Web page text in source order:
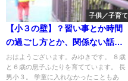
子供／子育て
【小３の壁】？習い事とか時間
の過ごし方とか、関係ない話と
か。
おはようございます。みゆきです。 ８歳
と６歳の息子ふたりを育てています。 長
男小３。 学童に入れなかったこともあ